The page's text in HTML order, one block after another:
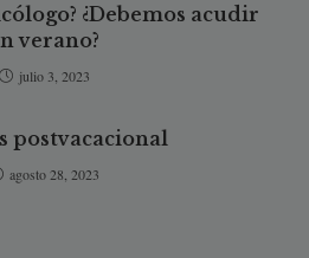
¿Debemos acudir
verano?
julio 3, 2023
postvacacional
agosto 28, 2023